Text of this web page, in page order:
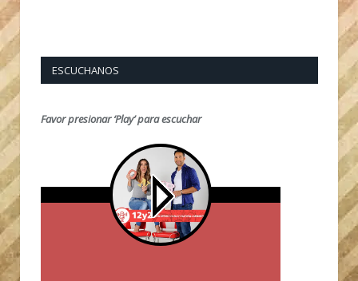
ESCUCHANOS
Favor presionar ‘Play’ para escuchar